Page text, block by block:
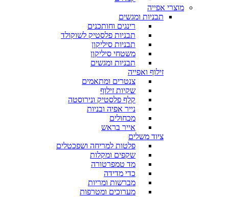
מוצרי אפייה
תבניות ומגשים
רינגים וחותכנים
תבניות פלסטיק לשוקולד
תבניות סיליקון
משטחי סיליקון
תבניות ומגשים
זילוף ואפייה
צנטרים ומתאמים
שקיות זילוף
קלף פלסטיק ונירוסטה
נייר אפיה ובניות
מכחולים
אייר בראש
ציוד משלים
פלטות למריחה ושפכטלים
שקפים ומקלות
מד טמפרטורה
כדי מדידה
מברשות ומריות
מערוכים ומטרפות